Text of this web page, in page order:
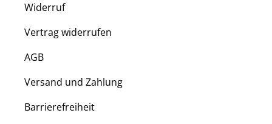
Widerruf
Vertrag widerrufen
AGB
Versand und Zahlung
Barrierefreiheit